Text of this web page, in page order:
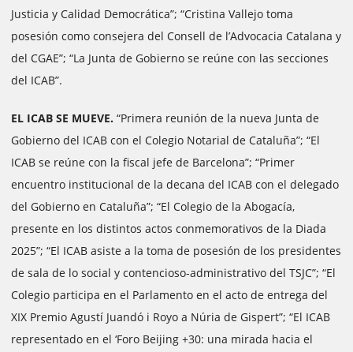
Justicia y Calidad Democrática”; “Cristina Vallejo toma
posesión como consejera del Consell de l’Advocacia Catalana y
del CGAE”; “La Junta de Gobierno se reúne con las secciones
del ICAB”.
EL ICAB SE MUEVE. “Primera reunión de la nueva Junta de
Gobierno del ICAB con el Colegio Notarial de Cataluña”; “El
ICAB se reúne con la fiscal jefe de Barcelona”; “Primer
encuentro institucional de la decana del ICAB con el delegado
del Gobierno en Cataluña”; “El Colegio de la Abogacía,
presente en los distintos actos conmemorativos de la Diada
2025”; “El ICAB asiste a la toma de posesión de los presidentes
de sala de lo social y contencioso-administrativo del TSJC”; “El
Colegio participa en el Parlamento en el acto de entrega del
XIX Premio Agustí Juandó i Royo a Núria de Gispert”; “El ICAB
representado en el ‘Foro Beijing +30: una mirada hacia el